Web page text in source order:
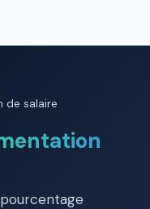
de salaire